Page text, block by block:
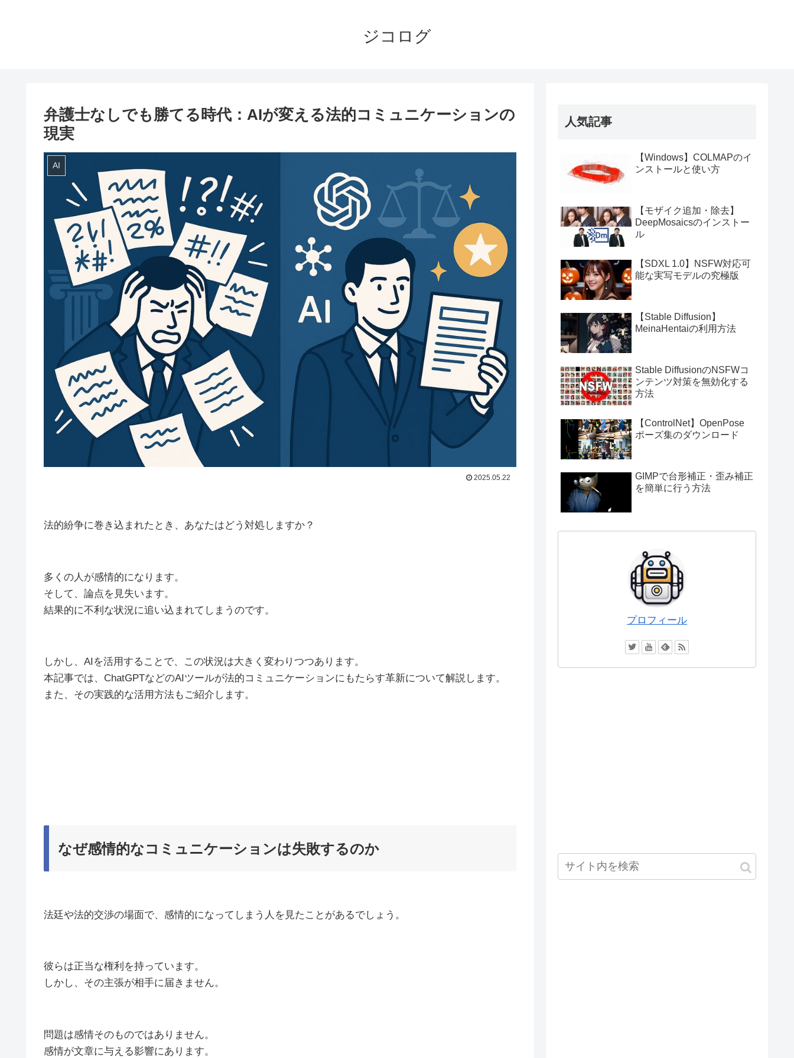
ジコログ
弁護士なしでも勝てる時代：AIが変える法的コミュニケーションの
現実
AI
2025.05.22
法的紛争に巻き込まれたとき、あなたはどう対処しますか？
多くの人が感情的になります。
そして、論点を見失います。
結果的に不利な状況に追い込まれてしまうのです。
しかし、AIを活用することで、この状況は大きく変わりつつあります。
本記事では、ChatGPTなどのAIツールが法的コミュニケーションにもたらす革新について解説します。
また、その実践的な活用方法もご紹介します。
なぜ感情的なコミュニケーションは失敗するのか
法廷や法的交渉の場面で、感情的になってしまう人を見たことがあるでしょう。
彼らは正当な権利を持っています。
しかし、その主張が相手に届きません。
問題は感情そのものではありません。
感情が文章に与える影響にあります。
人気記事
【Windows】COLMAPのイ
ンストールと使い方
【モザイク追加・除去】
DeepMosaicsのインストー
ル
【SDXL 1.0】NSFW対応可
能な実写モデルの究極版
【Stable Diffusion】
MeinaHentaiの利用方法
Stable DiffusionのNSFWコ
ンテンツ対策を無効化する
方法
【ControlNet】OpenPose
ポーズ集のダウンロード
GIMPで台形補正・歪み補正
を簡単に行う方法
プロフィール